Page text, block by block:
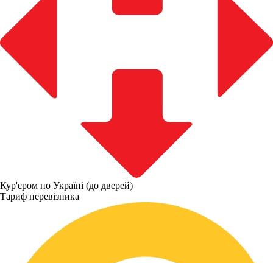
Кур'єром по Україні (до дверей)
Тариф перевізника